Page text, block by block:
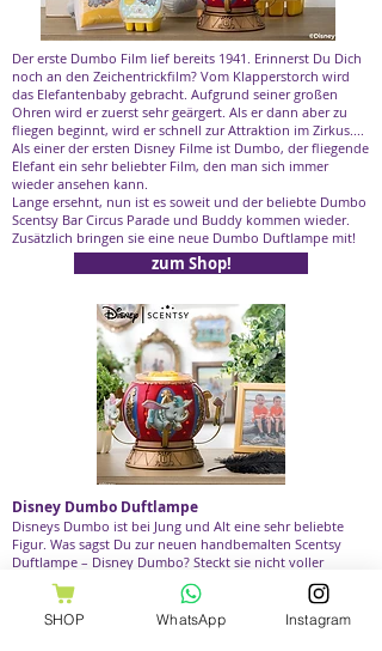
Der erste Dumbo Film lief bereits 1941. Erinnerst Du Dich
noch an den Zeichentrickfilm? Vom Klapperstorch wird
das Elefantenbaby gebracht. Aufgrund seiner großen
Ohren wird er zuerst sehr geärgert. Als er dann aber zu
fliegen beginnt, wird er schnell zur Attraktion im Zirkus....
Als einer der ersten Disney Filme ist Dumbo, der fliegende
Elefant ein sehr beliebter Film, den man sich immer
wieder ansehen kann.
Lange ersehnt, nun ist es soweit und der beliebte Dumbo
Scentsy Bar Circus Parade und Buddy kommen wieder.
Zusätzlich bringen sie eine neue Dumbo Duftlampe mit!
zum Shop!
Disney Dumbo Duftlampe
Disneys Dumbo ist bei Jung und Alt eine sehr beliebte
Figur. Was sagst Du zur neuen handbemalten Scentsy
Duftlampe – Disney Dumbo? Steckt sie nicht voller
entzückender Details und lässt sich perfekt mit unserem
wiederkehrenden Duft Dumbo: Circus Parade
kombinieren?
SHOP WhatsApp Instagram